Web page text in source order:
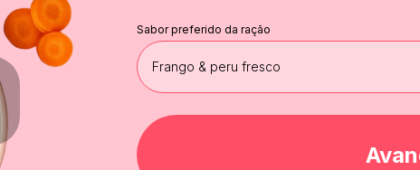
Sabor preferido da ração